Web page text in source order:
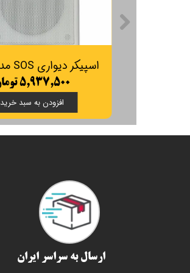
۵,۹۳۷,۵۰۰ تومان
افزودن به سبد خرید
ارسال به سراسر ایران​​​​​​​